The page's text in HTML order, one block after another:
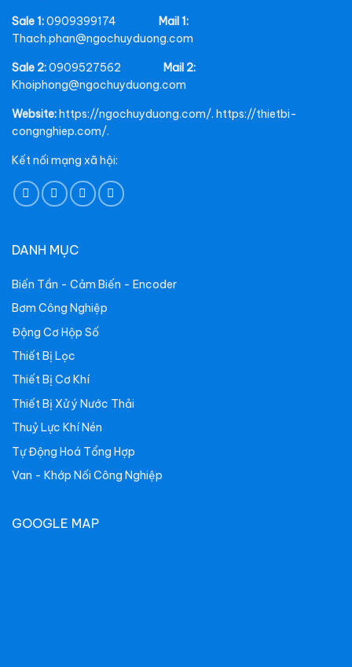
Sale 1:0909399174 Mail 1:
Thach.phan@ngochuyduong.com
Sale 2:0909527562 Mail 2:
Khoiphong@ngochuyduong.com
Website:https://ngochuyduong.com/. https://thietbi-
congnghiep.com/.
Kết nối mạng xã hội:
DANH MỤC
Biến Tần - Cảm Biến - Encoder
Bơm Công Nghiệp
Động Cơ Hộp Số
Thiết Bị Lọc
Thiết Bị Cơ Khí
Thiết Bị Xử ý Nước Thải
Thuỷ Lực Khí Nén
Tự Động Hoá Tổng Hợp
Van - Khớp Nối Công Nghiệp
GOOGLE MAP